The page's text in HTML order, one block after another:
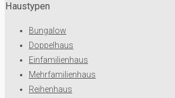
Haustypen
Bungalow
Doppelhaus
Einfamilienhaus
Mehrfamilienhaus
Reihenhaus